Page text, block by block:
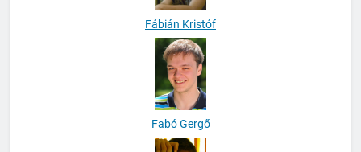
Fábián Kristóf
Fabó Gergő